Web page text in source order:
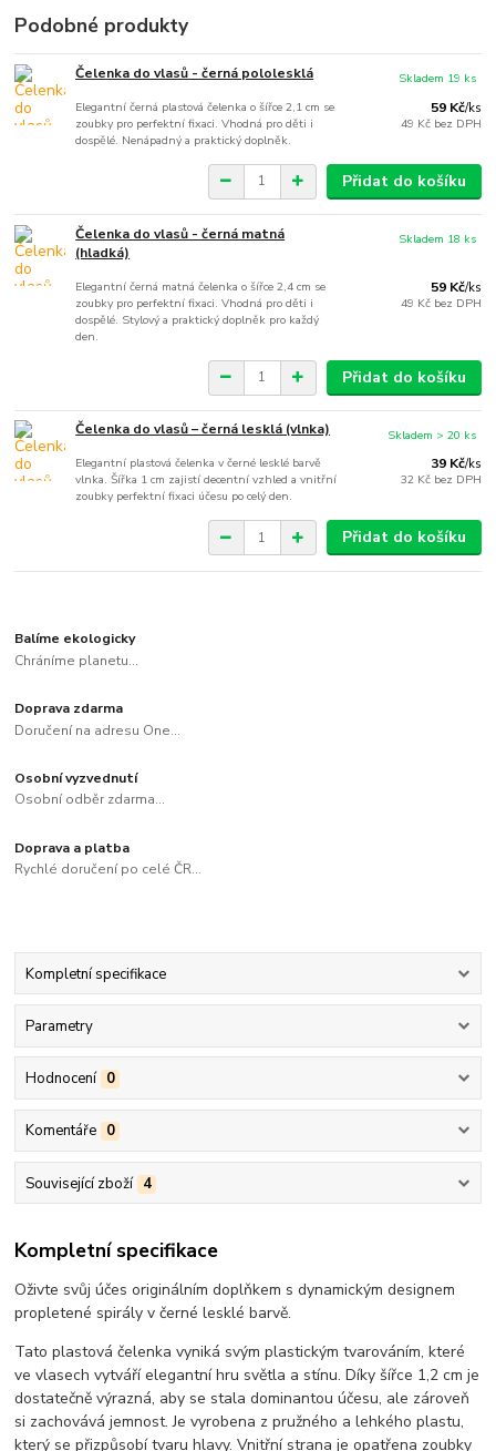
Podobné produkty
Čelenka do vlasů - černá pololesklá
Elegantní černá plastová čelenka o šířce 2,1 cm se
zoubky pro perfektní fixaci. Vhodná pro děti i
dospělé. Nenápadný a praktický doplněk.
59 Kč/ks
49 Kč bez DPH
Skladem 19 ks
Přidat do košíku
Čelenka do vlasů - černá matná
(hladká)
Elegantní černá matná čelenka o šířce 2,4 cm se
zoubky pro perfektní fixaci. Vhodná pro děti i
dospělé. Stylový a praktický doplněk pro každý
den.
59 Kč/ks
49 Kč bez DPH
Skladem 18 ks
Přidat do košíku
Čelenka do vlasů – černá lesklá (vlnka)
Elegantní plastová čelenka v černé lesklé barvě
vlnka. Šířka 1 cm zajistí decentní vzhled a vnitřní
zoubky perfektní fixaci účesu po celý den.
39 Kč/ks
32 Kč bez DPH
Skladem > 20 ks
Přidat do košíku
Balíme ekologicky
Chráníme planetu...
Doprava zdarma
Doručení na adresu One...
Osobní vyzvednutí
Osobní odběr zdarma...
Doprava a platba
Rychlé doručení po celé ČR...
Kompletní specifikace
Parametry
Hodnocení 0
Komentáře 0
Související zboží 4
Kompletní specifikace
Oživte svůj účes originálním doplňkem s dynamickým designem
propletené spirály v černé lesklé barvě.
Tato plastová čelenka vyniká svým plastickým tvarováním, které
ve vlasech vytváří elegantní hru světla a stínu. Díky šířce 1,2 cm je
dostatečně výrazná, aby se stala dominantou účesu, ale zároveň
si zachovává jemnost. Je vyrobena z pružného a lehkého plastu,
který se přizpůsobí tvaru hlavy. Vnitřní strana je opatřena zoubky